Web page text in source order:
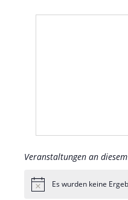
Veranstaltungen an
HinweisEs wurden keine